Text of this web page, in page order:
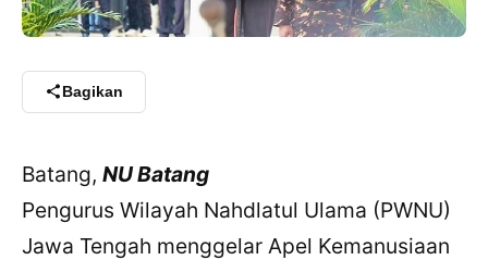
Bagikan
Batang, NU Batang
Pengurus Wilayah Nahdlatul Ulama (PWNU)
Jawa Tengah menggelar Apel Kemanusiaan